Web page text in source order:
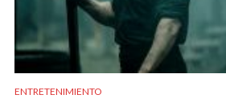
ENTRETENIMIENTO